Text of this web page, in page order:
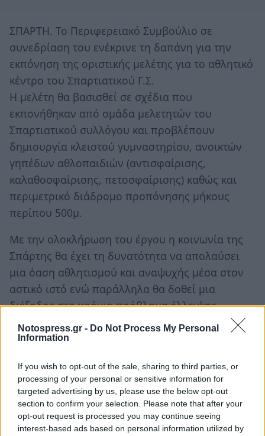
Notospress.gr - Do Not Process My Personal
Information
If you wish to opt-out of the sale, sharing to third parties, or
processing of your personal or sensitive information for
targeted advertising by us, please use the below opt-out
section to confirm your selection. Please note that after your
opt-out request is processed you may continue seeing
interest-based ads based on personal information utilized by
ΣΠΑΡΤΗ. Το Περιφερειακό Συμβούλιο σε
συνεδρίαση του ενέκρινε τη δαπάνη για την
εκπόνηση της οριστικής μελέτης για το αθλητικό
κέντρο του Σπαρτιατικού Γ.Σ.
Η μελέτη θα βασισθεί σε σχέδια που
εκπονήθηκαν από ομάδα μελετητών του
Σπαρτιατικού συλλόγου και προβλέπουν
δημιουργία κλειστού γυμναστηρίου, ανοικτών
γηπέδων αθλοπαιδιών (αντισφαίρισης,
καλαθοσφαίρισης, πετοσφαίρισης) καθώς και
περιμετρικό διάδρομο προπόνησης μήκους
περίπου 500μ.
Με την ολοκλήρωση του έργου η κοινωνία της
Σπάρτης θα έχει τη δυνατότητα να απολαύσει
μια όαση αθλητισμού και αναψυχής μέσα στον
αστικό ιστό ενώ παράλληλα θα δοθεί μια
διέξοδος στο χρόνιο πρόβλημα έλλειψης
κλειστών χώρων προπόνησης για τις ομάδες της
πόλης μας.
Το Διοικητικό Συμβούλιο του Σπαρτιατικού Γ.Σ.
αισθάνεται την ανάγκη να ευχαριστήσει τον
Περιφερειάρχη Πελοποννήσου κ. Πέτρο
Τατούλη και την Αντιπεριφερειάρχη Λακωνίας κ.
Αδαμαντία Τζανετέα για τις προσπάθειες που